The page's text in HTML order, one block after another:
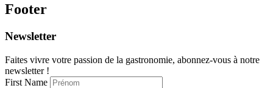
Footer
Newsletter
Faites vivre votre passion de la gastronomie, abonnez-vous à notre
newsletter !
First Name